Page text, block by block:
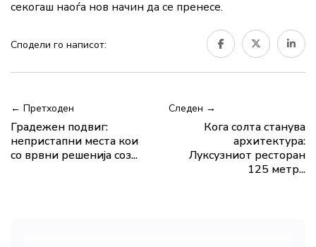
секогаш наоѓа нов начин да се пренесе.
Сподели го написот:
← Претходен
Градежен подвиг:
непристапни места кои
со врвни решенија соз...
Следен →
Кога солта станува
архитектура:
Луксузниот ресторан
125 метр...